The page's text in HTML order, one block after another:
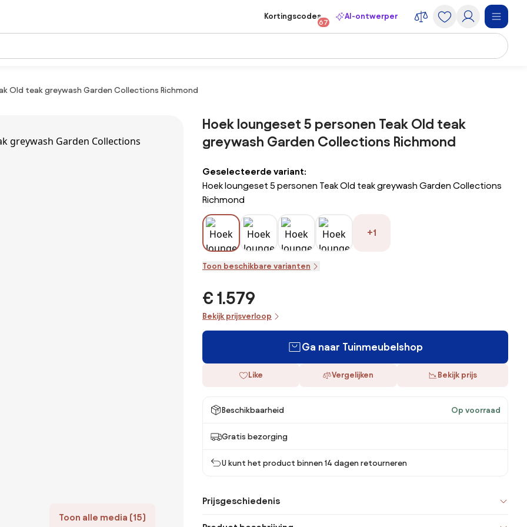
Kortingscodes
67
AI-ontwerper
Old teak greywash Garden Collections Richmond
Toon alle media (15)
Hoek loungeset 5 personen Teak Old teak
greywash Garden Collections Richmond
Geselecteerde variant:
Hoek loungeset 5 personen Teak Old teak greywash Garden Collections
Richmond
+1
Toon beschikbare varianten
€ 1.579
Bekijk prijsverloop
Ga naar Tuinmeubelshop
Like Vergelijken Bekijk prijs
Beschikbaarheid Op voorraad
Gratis bezorging
U kunt het product binnen 14 dagen retourneren
Prijsgeschiedenis